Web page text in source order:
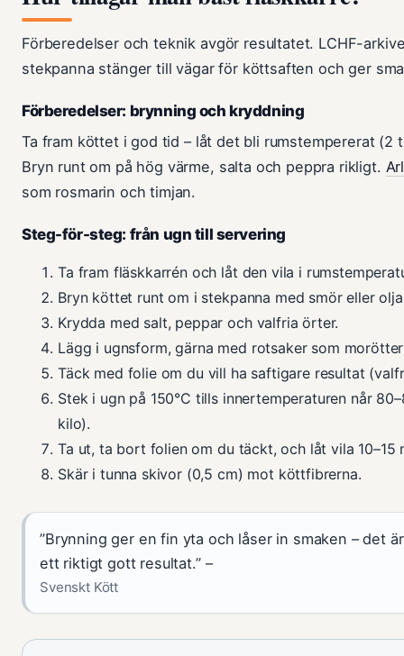
Förberedelser och teknik avgör resultatet. LCHF-
stekpanna stänger till vägar för köttsaften och ger
Förberedelser: brynning och kryddning
Ta fram köttet i god tid – låt det bli rumstempererat (2
Bryn runt om på hög värme, salta och peppra rikligt.
som rosmarin och timjan.
Steg-för-steg: från ugn till servering
Ta fram fläskkarrén och låt den vila i
Bryn köttet runt om i stekpanna med smör eller
Krydda med salt, peppar och valfria örter.
Lägg i ugnsform, gärna med rotsaker som
Täck med folie om du vill ha saftigare resultat
Stek i ugn på 150°C tills innertemperaturen når
kilo).
Ta ut, ta bort folien om du täckt, och låt vila 10–15
Skär i tunna skivor (0,5 cm) mot köttfibrerna.
”Brynning ger en fin yta och låser in smaken – det
ett riktigt gott resultat.” –
Svenskt Kött